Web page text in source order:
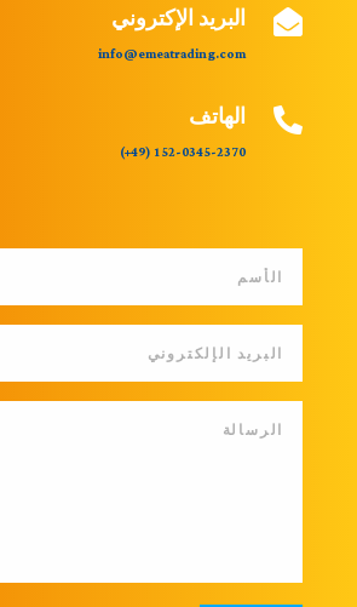
 البريد الإكتروني
info@emeatrading.com
 الهاتف
152-0345-2370
(49+)